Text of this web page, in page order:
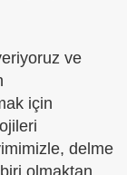
ve
için
delme
olmaktan